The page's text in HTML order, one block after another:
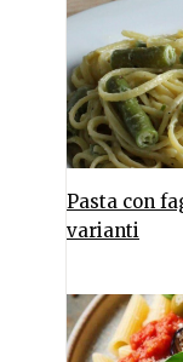
Pasta con
varianti